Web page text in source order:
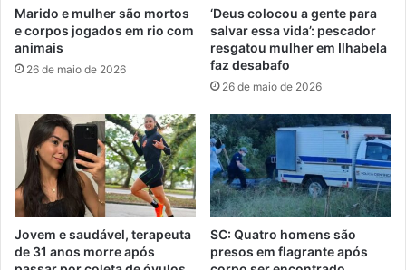
Marido e mulher são mortos
e corpos jogados em rio com
animais
26 de maio de 2026
‘Deus colocou a gente para
salvar essa vida’: pescador
resgatou mulher em Ilhabela
faz desabafo
26 de maio de 2026
Jovem e saudável, terapeuta
de 31 anos morre após
SC: Quatro homens são
presos em flagrante após